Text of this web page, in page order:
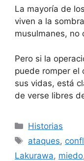
La mayoría de
viven a la
musulmanes, no
Pero si la
puede romper el
sus vidas, está
de verse libres
Categorías
Historias
Etiquetas
ataques,
Lakurawa, miedo